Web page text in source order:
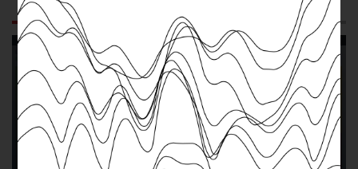
Questo contenuto è ospitato da una terza parte. Mostrando il
contenuto esterno accetti itermini e condizionidi
flourish.studio.
Accetta Accetta e salva preferenza